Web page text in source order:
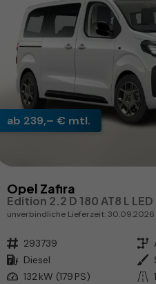
ab 239,– € mtl.
Opel Zafira
Edition 2.2 D 180 AT8 L
unverbindliche Lieferzeit:30.09.2026
Fahrzeugnr. 293739 Getriebe
Kraftstoff Diesel Außenfarbe
Leistung 132 kW (179 PS) Kilometerstand